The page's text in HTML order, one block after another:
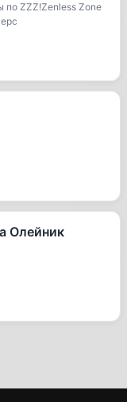
ZZZ!Zenless Zone
Олейник